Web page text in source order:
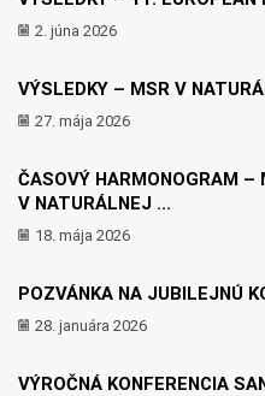
2. júna 2026
VÝSLEDKY – MSR V
27. mája 2026
ČASOVÝ HARMONOGRAM
V NATURÁLNEJ ...
18. mája 2026
POZVÁNKA NA JUBILEJNÚ
28. januára 2026
VÝROČNÁ KONFERENCIA